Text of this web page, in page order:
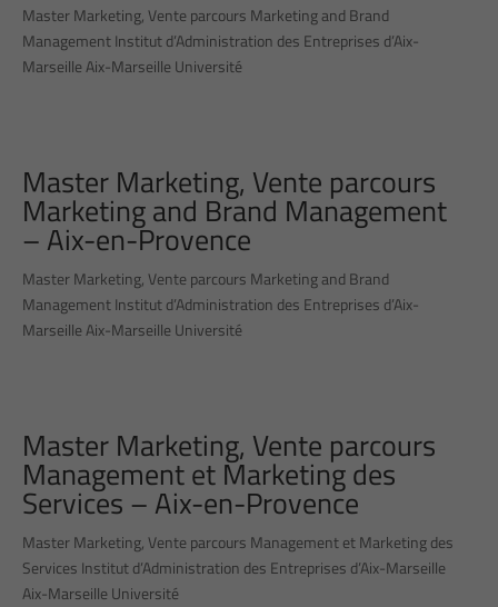
Master Marketing, Vente parcours Marketing and Brand
Management Institut d’Administration des Entreprises d’Aix-
Marseille Aix-Marseille Université
Master Marketing, Vente parcours
Marketing and Brand Management
– Aix-en-Provence
Master Marketing, Vente parcours Marketing and Brand
Management Institut d’Administration des Entreprises d’Aix-
Marseille Aix-Marseille Université
Master Marketing, Vente parcours
Management et Marketing des
Services – Aix-en-Provence
Master Marketing, Vente parcours Management et Marketing des
Services Institut d’Administration des Entreprises d’Aix-Marseille
Aix-Marseille Université